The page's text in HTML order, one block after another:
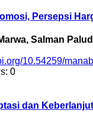
Persepsi
Salman
10.54259/
0
dan